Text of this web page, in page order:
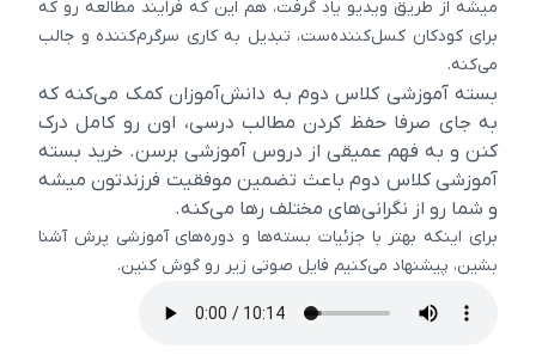
میشه از طریق ویدیو یاد گرفت، هم این که فرایند مطالعه رو که
برای کودکان کسل‌کننده‌ست، تبدیل به کاری سرگرم‌کننده و جالب
می‌کنه.
بسته آموزشی کلاس دوم به دانش‌آموزان کمک می‌کنه که
به جای صرفا حفظ کردن مطالب درسی، اون رو کامل درک
کنن و به فهم عمیقی از دروس آموزشی برسن. خرید بسته
آموزشی کلاس دوم باعث تضمین موفقیت فرزندتون میشه
و شما رو از نگرانی‌های مختلف رها می‌کنه.
برای اینکه بهتر با جزئیات بسته‌ها و دوره‌های آموزشی پرش آشنا
بشین، پیشنهاد می‌کنیم فایل صوتی زیر رو گوش کنین.